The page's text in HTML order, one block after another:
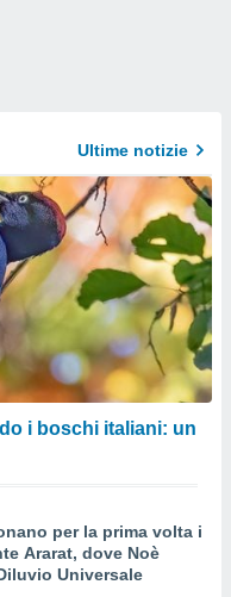
Ultime notizie
i boschi italiani: un
per la prima volta i
Ararat, dove Noè
Universale